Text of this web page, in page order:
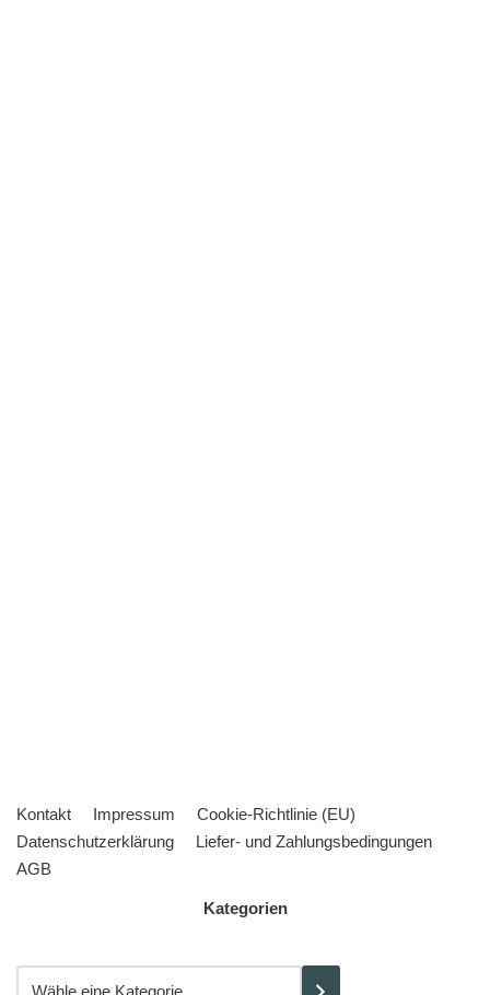
Kontakt Impressum
Cookie-Richtlinie (EU)
Datenschutzerklärung
Liefer- und Zahlungsbedingungen
AGB
Kategorien